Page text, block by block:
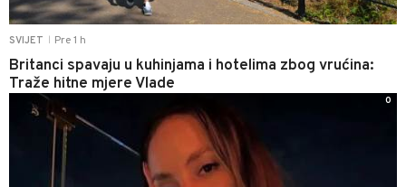
SVIJET Pre 1 h
Britanci spavaju u kuhinjama i hotelima zbog vrućina:
Traže hitne mjere Vlade
0